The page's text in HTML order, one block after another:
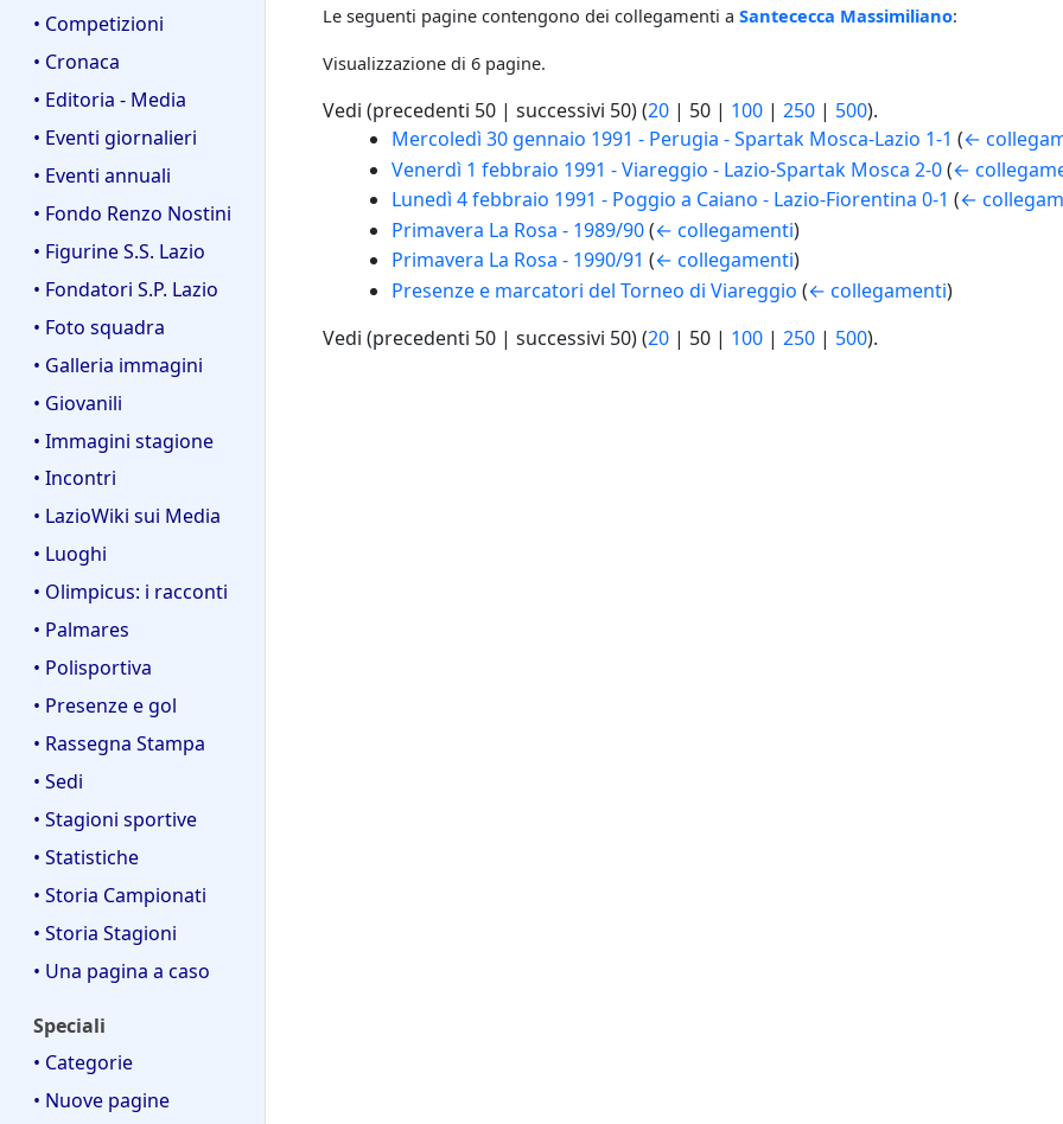
• Competizioni
• Cronaca
• Editoria - Media
• Eventi giornalieri
• Eventi annuali
• Fondo Renzo Nostini
• Figurine S.S. Lazio
• Fondatori S.P. Lazio
• Foto squadra
• Galleria immagini
• Giovanili
• Immagini stagione
• Incontri
• LazioWiki sui Media
• Luoghi
• Olimpicus: i racconti
• Palmares
• Polisportiva
• Presenze e gol
• Rassegna Stampa
• Sedi
• Stagioni sportive
• Statistiche
• Storia Campionati
• Storia Stagioni
• Una pagina a caso
Speciali
• Categorie
• Nuove pagine
Le seguenti pagine contengono dei collegamenti a Santececca Massimiliano:
Visualizzazione di 6 pagine.
Vedi (precedenti 50 | successivi 50) (20 | 50 | 100 | 250 | 500).
Mercoledì 30 gennaio 1991 - Perugia - Spartak Mosca-Lazio 1-1 (←
Venerdì 1 febbraio 1991 - Viareggio - Lazio-Spartak Mosca 2-0 (←
Lunedì 4 febbraio 1991 - Poggio a Caiano - Lazio-Fiorentina 0-1 (←
Primavera La Rosa - 1989/90 (← collegamenti)
Primavera La Rosa - 1990/91 (← collegamenti)
Presenze e marcatori del Torneo di Viareggio (← collegamenti)
Vedi (precedenti 50 | successivi 50) (20 | 50 | 100 | 250 | 500).